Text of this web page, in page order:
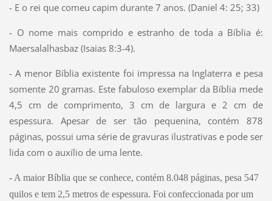
- E o rei que comeu capim durante 7 anos. (Daniel 4: 25; 33)
- O nome mais comprido e estranho de toda a Bíblia é:
Maersalalhasbaz (Isaias 8:3-4).
- A menor Bíblia existente foi impressa na Inglaterra e pesa
somente 20 gramas. Este fabuloso exemplar da Bíblia mede
4,5 cm de comprimento, 3 cm de largura e 2 cm de
espessura. Apesar de ser tão pequenina, contém 878
páginas, possui uma série de gravuras ilustrativas e pode ser
lida com o auxílio de uma lente.
- A maior Bíblia que se conhece, contém 8.048 páginas, pesa 547
quilos e tem 2,5 metros de espessura. Foi confeccionada por um